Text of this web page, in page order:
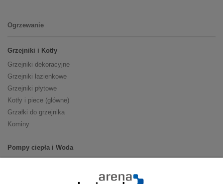
Ogrzewanie
Grzejniki i Kotły
Grzejniki dekoracyjne
Grzejniki łazienkowe
Grzejniki płytowe
Kotły i piece (główne)
Grzałki do grzejnika
Kominy
Pompy ciepła i Woda
Ogrzewanie podłogowe (główne)